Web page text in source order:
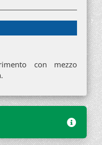
con mezzo